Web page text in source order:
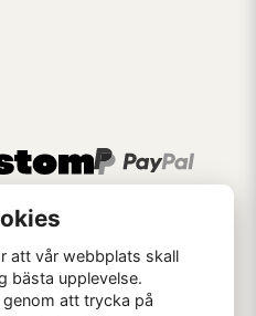
att vår webbplats skall
bästa upplevelse.
att trycka på